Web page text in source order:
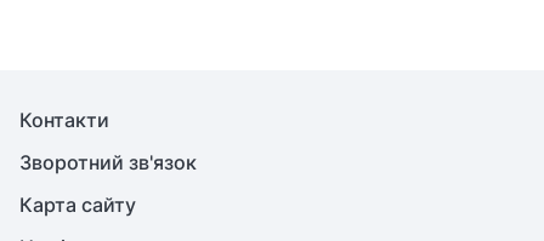
Контакти
Зворотний зв'язок
Карта сайту